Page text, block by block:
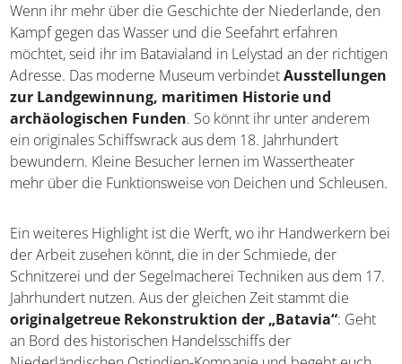
Wenn ihr mehr über die Geschichte der Niederlande, den
Kampf gegen das Wasser und die Seefahrt erfahren
möchtet, seid ihr im Batavialand in Lelystad an der richtigen
Adresse. Das moderne Museum verbindetAusstellungen
zur Landgewinnung, maritimen Historie und
archäologischen Funden. So könnt ihr unter anderem
ein originales Schiffswrack aus dem 18. Jahrhundert
bewundern. Kleine Besucher lernen im Wassertheater
mehr über die Funktionsweise von Deichen und Schleusen.
Ein weiteres Highlight ist die Werft, wo ihr Handwerkern bei
der Arbeit zusehen könnt, die in der Schmiede, der
Schnitzerei und der Segelmacherei Techniken aus dem 17.
Jahrhundert nutzen. Aus der gleichen Zeit stammt die
originalgetreue Rekonstruktion der „Batavia“: Geht
an Bord des historischen Handelsschiffs der